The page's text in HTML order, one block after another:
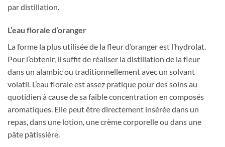
par distillation.
L’eau florale d’oranger
La forme la plus utilisée de la fleur d’oranger est l’hydrolat.
Pour l’obtenir, il suffit de réaliser la distillation de la fleur
dans un alambic ou traditionnellement avec un solvant
volatil. L’eau florale est assez pratique pour des soins au
quotidien à cause de sa faible concentration en composés
aromatiques. Elle peut être directement insérée dans un
repas, dans une lotion, une crème corporelle ou dans une
pâte pâtissière.